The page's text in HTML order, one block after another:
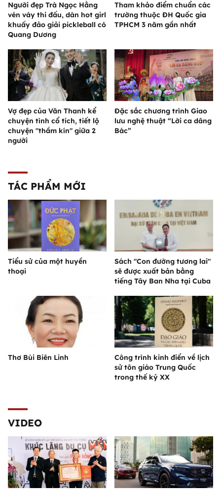
Người đẹp Trà Ngọc Hằng
vén váy thi đấu, dàn hot girl
khuấy đảo giải pickleball có
Quang Dương
Tham khảo điểm chuẩn các
trường thuộc ĐH Quốc gia
TPHCM 3 năm gần nhất
Vợ đẹp của Văn Thanh kể
chuyện tình cổ tích, tiết lộ
chuyện "thầm kín" giữa 2
người
Đặc sắc chương trình Giao
lưu nghệ thuật “Lời ca dâng
Bác”
TÁC PHẨM MỚI
Tiểu sử của một huyền
thoại
Sách "Con đường tương lai"
sẽ được xuất bản bằng
tiếng Tây Ban Nha tại Cuba
Thơ Bùi Biên Linh
Công trình kinh điển về lịch
sử tôn giáo Trung Quốc
trong thế kỷ XX
VIDEO